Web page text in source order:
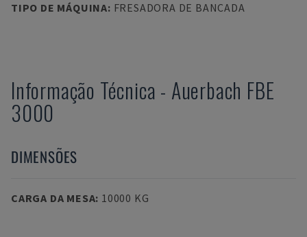
TIPO DE MÁQUINA: FRESADORA DE BANCADA
Informação Técnica - Auerbach FBE
3000
DIMENSÕES
CARGA DA MESA: 10000 KG